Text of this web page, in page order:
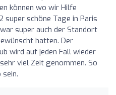
können wo wir Hilfe
super schöne Tage in Paris
super auch der Standort
hatten. Der
wird auf jeden Fall wieder
viel Zeit genommen. So